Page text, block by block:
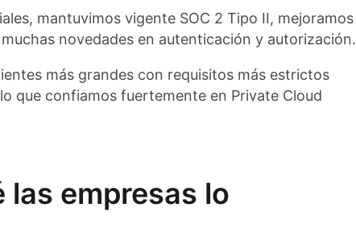
mantuvimos vigente SOC 2 Tipo II, mejoramos
novedades en autenticación y autorización.
más grandes con requisitos más estrictos
que confiamos fuertemente en Private Cloud
las empresas lo